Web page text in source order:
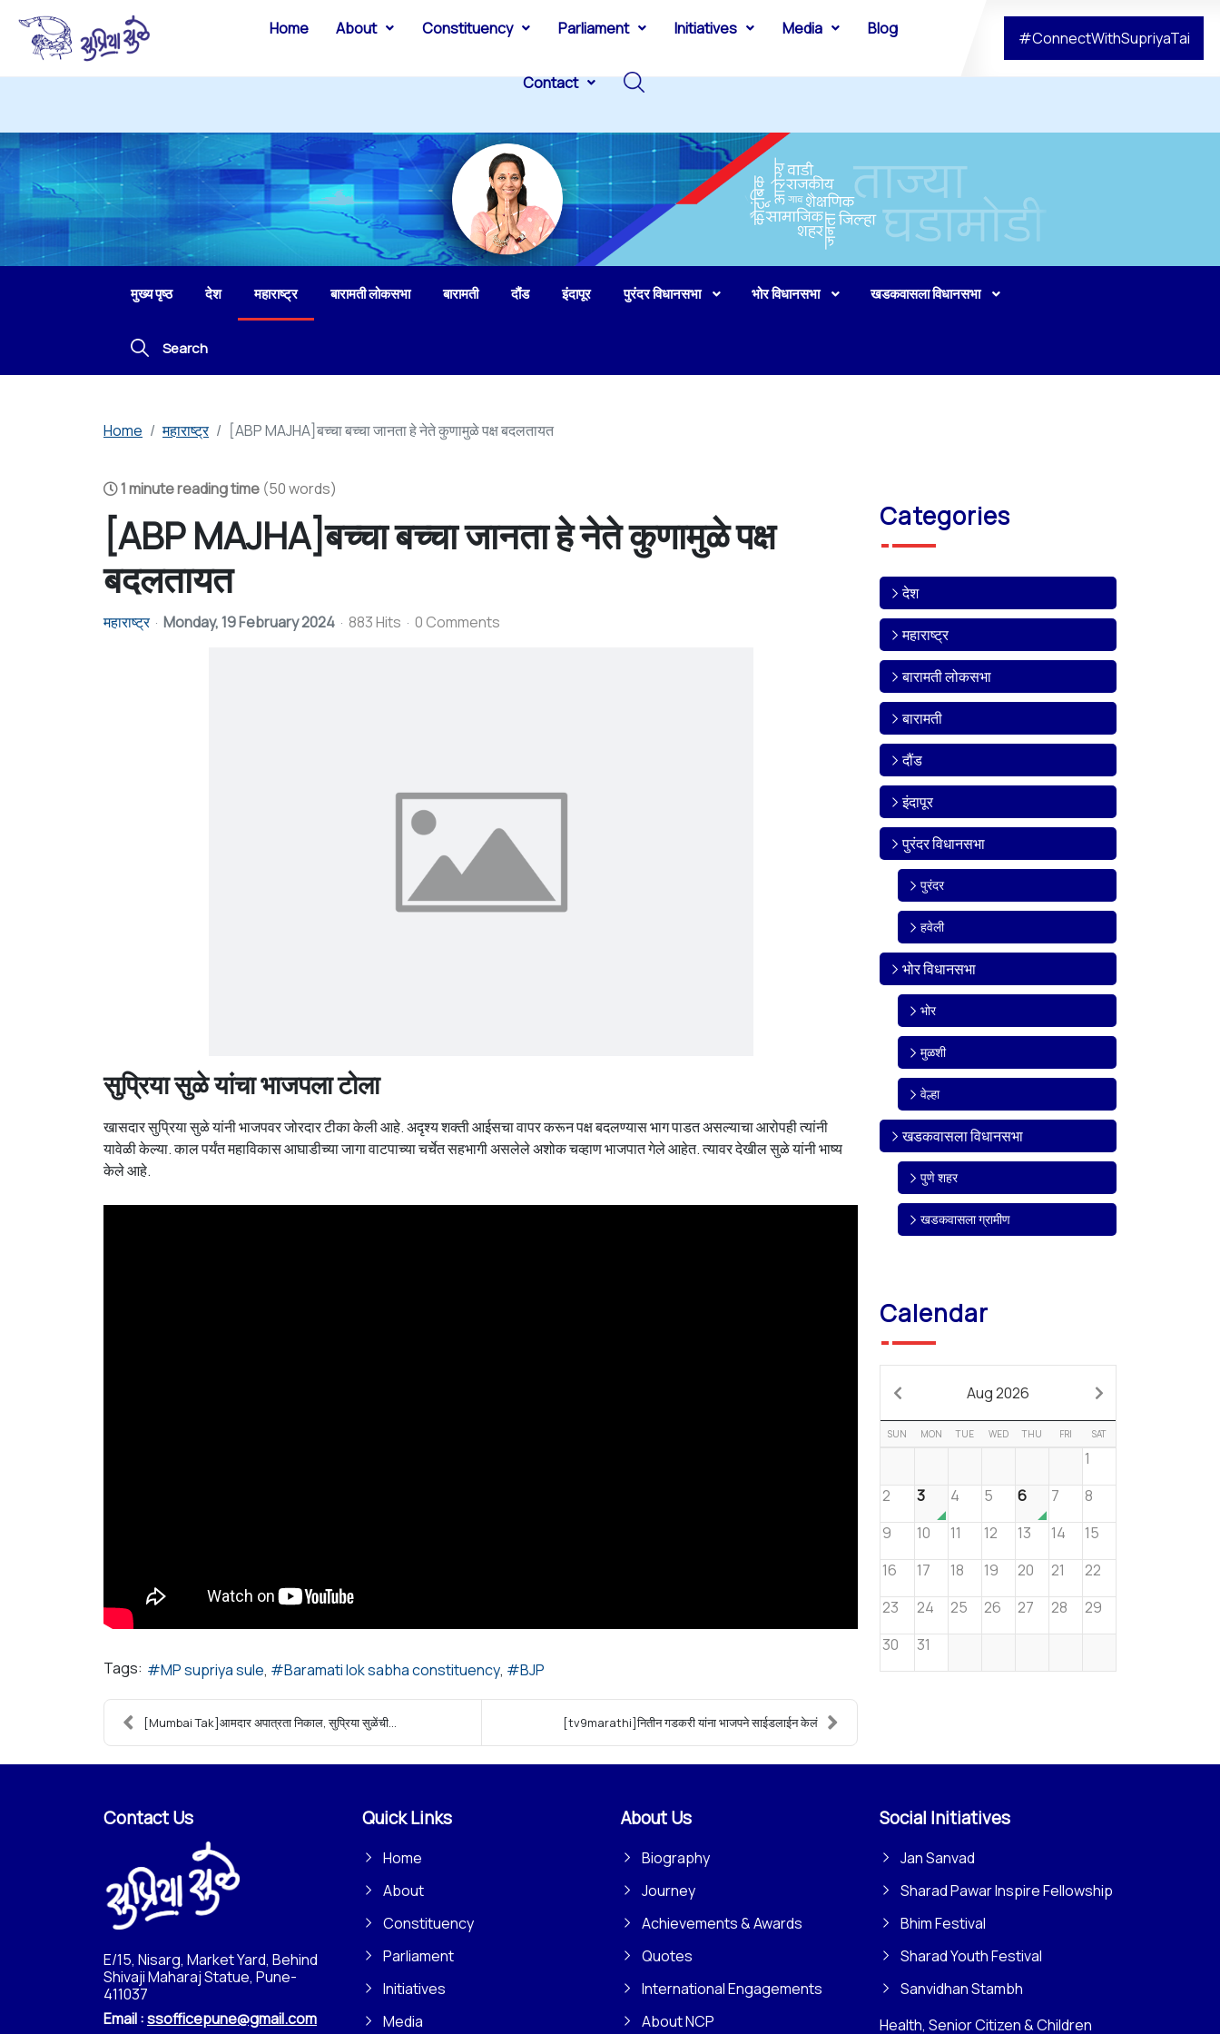
Home About Constituency Parliament Initiatives Media Blog
Contact
#ConnectWithSupriyaTai
मुख्य पृष्ठ देश महाराष्ट्र बारामती लोकसभा बारामती दौंड इंदापूर पुरंदर विधानसभा भोर विधानसभा खडकवासला विधानसभा
Search
Home महाराष्ट्र [ABP MAJHA]बच्चा बच्चा जानता हे नेते कुणामुळे पक्ष बदलतायत
1 minute reading time (50 words)
[ABP MAJHA]बच्चा बच्चा जानता हे नेते कुणामुळे पक्ष
बदलतायत
महाराष्ट्र Monday, 19 February 2024 883 Hits 0 Comments
सुप्रिया सुळे यांचा भाजपला टोला
खासदार सुप्रिया सुळे यांनी भाजपवर जोरदार टीका केली आहे. अदृश्य शक्ती आईसचा वापर करून पक्ष बदलण्यास भाग पाडत असल्याचा आरोपही त्यांनी
यावेळी केल्या. काल पर्यंत महाविकास आघाडीच्या जागा वाटपाच्या चर्चेत सहभागी असलेले अशोक चव्हाण भाजपात गेले आहेत. त्यावर देखील सुळे यांनी भाष्य
केले आहे.
Tags: MP supriya sule Baramati lok sabha constituency BJP
[Mumbai Tak]आमदार अपात्रता निकाल, सुप्रिया सुळेंची... [tv9marathi]नितीन गडकरी यांना भाजपने साईडलाईन केलं
Categories
देश
महाराष्ट्र
बारामती लोकसभा
बारामती
दौंड
इंदापूर
पुरंदर विधानसभा
पुरंदर
हवेली
भोर विधानसभा
भोर
मुळशी
वेल्हा
खडकवासला विधानसभा
पुणे शहर
खडकवासला ग्रामीण
Calendar
Aug 2026
SUN MON TUE WED THU FRI SAT
1
2
3 4 5 6 7
8
9
10 11 12 13 14
15
16
17 18 19 20 21
22
23
24 25 26 27 28
29
30
31
Contact Us
E/15, Nisarg, Market Yard, Behind
Shivaji Maharaj Statue, Pune-
411037
Email :ssofficepune@gmail.com
Quick Links
Home
About
Constituency
Parliament
Initiatives
Media
About Us
Biography
Journey
Achievements & Awards
Quotes
International Engagements
About NCP
Social Initiatives
Jan Sanvad
Sharad Pawar Inspire Fellowship
Bhim Festival
Sharad Youth Festival
Sanvidhan Stambh
Health, Senior Citizen & Children